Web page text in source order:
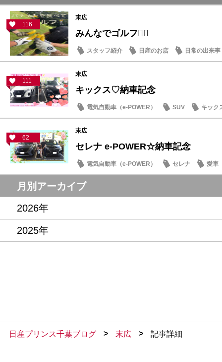
116
末広
みんなでゴルフ🏌️‍♂️
スタッフ紹介 日産のお店 日常の出来事
111
末広
キックス♡納車記念
電気自動車（e-POWER） SUV キック
62
末広
セレナ e-POWER☆納車記念
電気自動車（e-POWER） セレナ 愛車
月別アーカイブ
2026年
2025年
日産プリンス千葉ブログ > 末広 > 記事詳細